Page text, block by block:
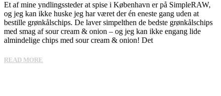
Et af mine yndlingssteder at spise i København er på SimpleRAW,
og jeg kan ikke huske jeg har været der én eneste gang uden at
bestille grønkålschips. De laver simpelthen de bedste grønkålschips
med smag af sour cream & onion – og jeg kan ikke engang lide
almindelige chips med sour cream & onion! Det
READ MORE